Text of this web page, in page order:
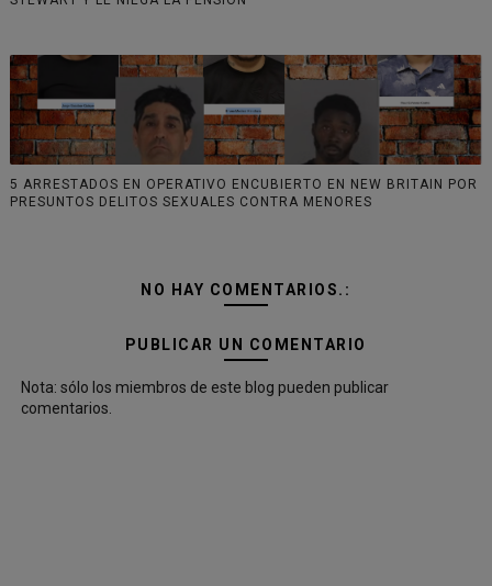
5 ARRESTADOS EN OPERATIVO ENCUBIERTO EN NEW BRITAIN POR
PRESUNTOS DELITOS SEXUALES CONTRA MENORES
NO HAY COMENTARIOS.:
PUBLICAR UN COMENTARIO
Nota: sólo los miembros de este blog pueden publicar
comentarios.